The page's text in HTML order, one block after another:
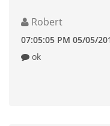
Robert
07:05:05 PM 05/05/
ok